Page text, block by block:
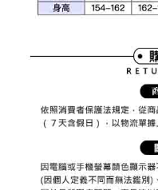
權轉讓予恩沛科技股份有限公司
３．未成年的使用者請事先徵
「AFTEE先享後付」，若未經
４．使用「AFTEE先享後付」
時審查核予不同之上限額度；
請求用戶進行身份認證。
恩沛科技股份有限公司將有權
付款後7-11取貨
宅配
離島宅配
免運費